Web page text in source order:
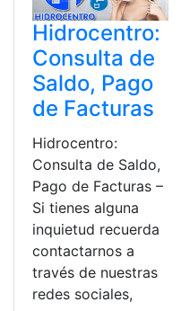
Hidrocentro:
Consulta de
Saldo, Pago
de Facturas
Hidrocentro:
Consulta de Saldo,
Pago de Facturas –
Si tienes alguna
inquietud recuerda
contactarnos a
través de nuestras
redes sociales,